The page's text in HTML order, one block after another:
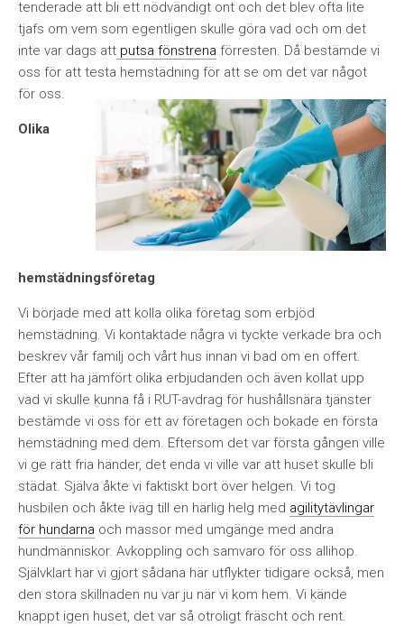
tenderade att bli ett nödvändigt ont och det blev ofta lite
tjafs om vem som egentligen skulle göra vad och om det
inte var dags att putsa fönstrena förresten. Då bestämde vi
oss för att testa hemstädning för att se om det var något
för oss.
Olika
hemstädningsföretag
Vi började med att kolla olika företag som erbjöd
hemstädning. Vi kontaktade några vi tyckte verkade bra och
beskrev vår familj och vårt hus innan vi bad om en offert.
Efter att ha jämfört olika erbjudanden och även kollat upp
vad vi skulle kunna få i RUT-avdrag för hushållsnära tjänster
bestämde vi oss för ett av företagen och bokade en första
hemstädning med dem. Eftersom det var första gången ville
vi ge rätt fria händer, det enda vi ville var att huset skulle bli
städat. Själva åkte vi faktiskt bort över helgen. Vi tog
husbilen och åkte iväg till en härlig helg med agilitytävlingar
för hundarna och massor med umgänge med andra
hundmänniskor. Avkoppling och samvaro för oss allihop.
Självklart har vi gjort sådana här utflykter tidigare också, men
den stora skillnaden nu var ju när vi kom hem. Vi kände
knappt igen huset, det var så otroligt fräscht och rent.